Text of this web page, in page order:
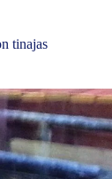
tinajas